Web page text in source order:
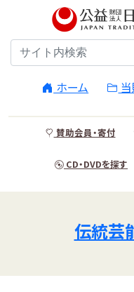
ホーム
賛助会員・寄付
CD・DVDを探す
伝統芸